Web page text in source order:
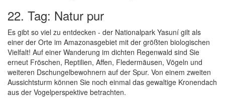
22. Tag: Natur pur
Es gibt so viel zu entdecken - der Nationalpark Yasuní gilt als
einer der Orte im Amazonasgebiet mit der größten biologischen
Vielfalt! Auf einer Wanderung im dichten Regenwald sind Sie
erneut Fröschen, Reptilien, Affen, Fledermäusen, Vögeln und
weiteren Dschungelbewohnern auf der Spur. Von einem zweiten
Aussichtsturm können Sie noch einmal das gewaltige Kronendach
aus der Vogelperspektive betrachten.